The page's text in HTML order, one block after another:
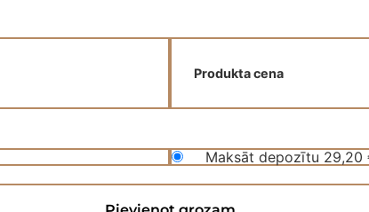
Produkta cena
Maksāt depozītu 29,20